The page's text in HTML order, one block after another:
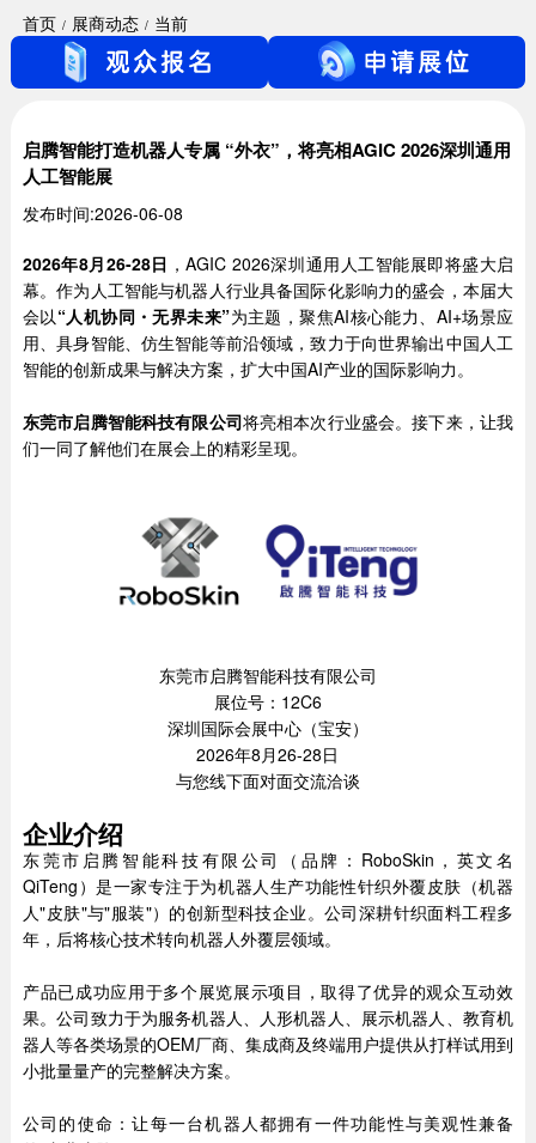
首页 展商动态 当前
启腾智能打造机器人专属 “外衣”，将亮相AGIC 2026深圳通用
人工智能展
发布时间:2026-06-08
2026年8月26-28日 ，AGIC 2026深圳通用人工智能展即将盛大启
幕。作为人工智能与机器人行业具备国际化影响力的盛会，本届大
会以“人机协同 ・无界未来”为主题，聚焦AI核心能力、AI+场景应
用、具身智能、仿生智能等前沿领域，致力于向世界输出中国人工
智能的创新成果与解决方案，扩大中国AI产业的国际影响力。
东莞市启腾智能科技有限公司将亮相本次行业盛会。接下来，让我
们一同了解他们在展会上的精彩呈现。
东莞市启腾智能科技有限公司
展位号：12C6
深圳国际会展中心（宝安）
2026年8月26-28日
与您线下面对面交流洽谈
企业介绍
东莞市启腾智能科技有限公司（品牌：RoboSkin，英文名
QiTeng）是一家专注于为机器人生产功能性针织外覆皮肤（机器
人"皮肤"与"服装"）的创新型科技企业。公司深耕针织面料工程多
年，后将核心技术转向机器人外覆层领域。
产品已成功应用于多个展览展示项目，取得了优异的观众互动效
果。公司致力于为服务机器人、人形机器人、展示机器人、教育机
器人等各类场景的OEM厂商、集成商及终端用户提供从打样试用到
小批量量产的完整解决方案。
公司的使命：让每一台机器人都拥有一件功能性与美观性兼备